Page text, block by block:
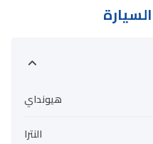
هيونداي
النترا